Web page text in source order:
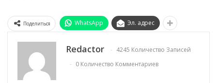
Поделиться WhatsApp Эл. адрес
Redactor
4245 Количество Записей
0 Количество Комментариев